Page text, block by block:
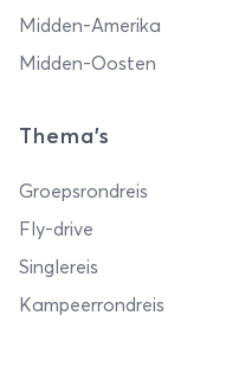
Midden-Amerika
Midden-Oosten
Thema's
Groepsrondreis
Fly-drive
Singlereis
Kampeerrondreis